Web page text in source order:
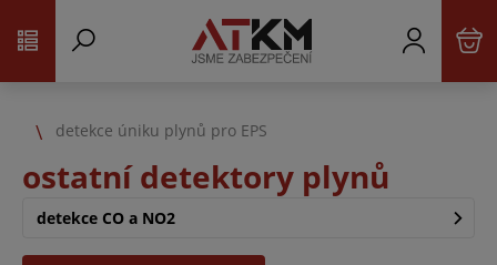
detekce úniku plynů pro EPS
ostatní detektory plynů
detekce CO a NO2